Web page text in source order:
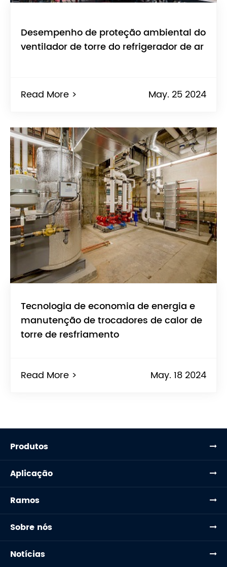
Desempenho de proteção ambiental do
ventilador de torre do refrigerador de ar
Read More > May. 25 2024
Tecnologia de economia de energia e
manutenção de trocadores de calor de
torre de resfriamento
Read More > May. 18 2024
Produtos
Aplicação
Ramos
Sobre nós
Notícias